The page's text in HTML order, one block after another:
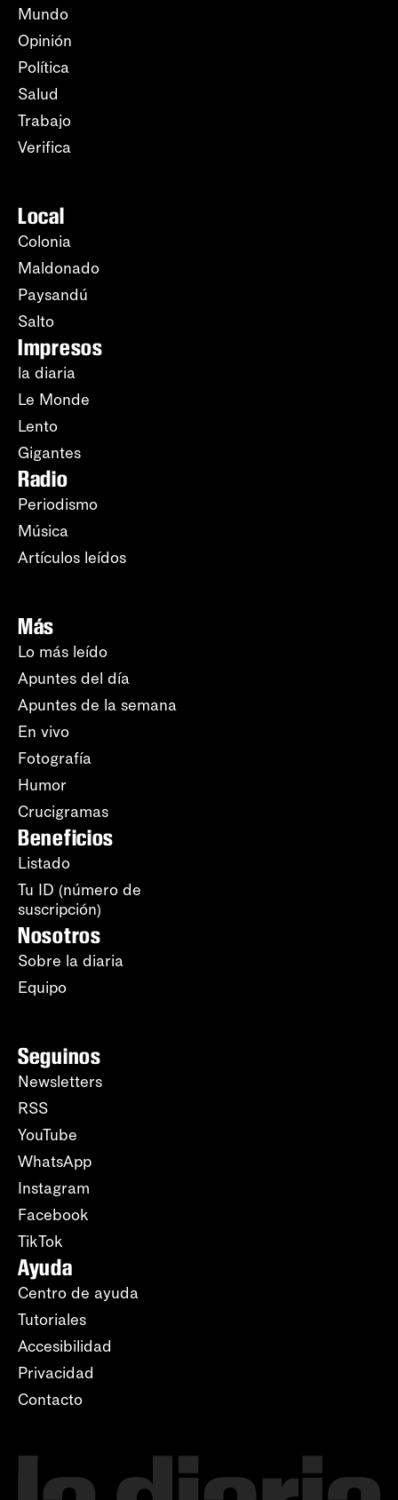
Mundo
Opinión
Política
Salud
Trabajo
Verifica
Local
Colonia
Maldonado
Paysandú
Salto
Impresos
la diaria
Le Monde
Lento
Gigantes
Radio
Periodismo
Música
Artículos leídos
Más
Lo más leído
Apuntes del día
Apuntes de la semana
En vivo
Fotografía
Humor
Crucigramas
Beneficios
Listado
Tu ID (número de
suscripción)
Nosotros
Sobre la diaria
Equipo
Seguinos
Newsletters
RSS
YouTube
WhatsApp
Instagram
Facebook
TikTok
Ayuda
Centro de ayuda
Tutoriales
Accesibilidad
Privacidad
Contacto